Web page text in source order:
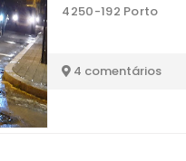
4250-192 Porto
4 comentários